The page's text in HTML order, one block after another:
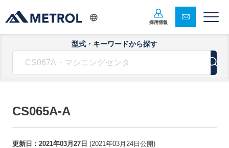
採用情報
型式・キーワードから探す
CS065A-A
更新日： 2021年03月27日 (2021年03月24日 公開)